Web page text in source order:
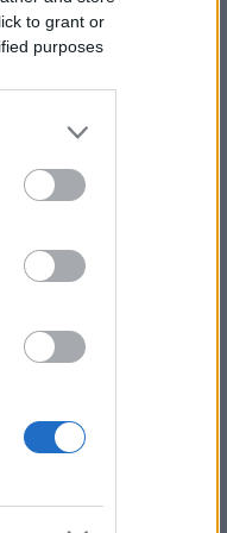
to grant or
purposes
Címkefelhő
Pressure
Matilda
Cleared Hot
Star Wars: Vector Prime (Új
rend sorozat 1.)
időutazó emlékei
Piszkos osztag
Elefant páncélvadász